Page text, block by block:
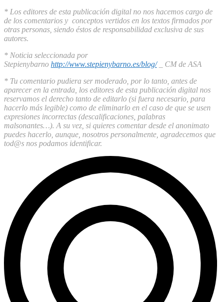
* Los editores de esta publicación digital no nos hacemos cargo de
de los comentarios y conceptos vertidos en los textos firmados por
otras personas, siendo éstos de responsabilidad exclusiva de sus
autores.
* Noticia seleccionada por
Stepienybarno http://www.stepienybarno.es/blog/
_ CM de ASA
* Tu comentario pudiera ser moderado, por lo tanto, antes de
aparecer en la entrada, los editores de esta publicación digital nos
reservamos el derecho tanto de editarlo (si fuera necesario, para
hacerlo más legible) como de eliminarlo en el caso de que se usen
expresiones incorrectas (descalificaciones, palabras
malsonantes…). A su vez, si quieres comentar desde el anonimato
puedes hacerlo, aunque, nosotros personalmente, agradecemos que
tod@s nos podamos identificar.